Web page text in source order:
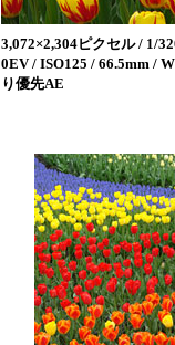
3,072×2,304ピクセル / 1/
0EV / ISO125 / 66.5mm /
り優先AE